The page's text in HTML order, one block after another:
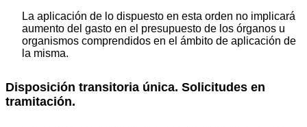
La aplicación de lo dispuesto en esta orden no implicará
aumento del gasto en el presupuesto de los órganos u
organismos comprendidos en el ámbito de aplicación de
la misma.
Disposición transitoria única. Solicitudes en
tramitación.